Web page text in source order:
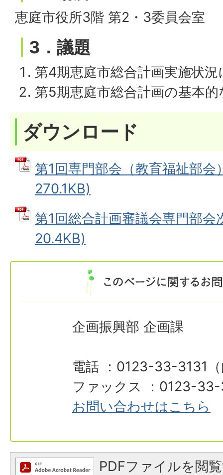
恵庭市役所3階 第2・3委員会室
3．議題
第4期恵庭市総合計画実施状
第5期恵庭市総合計画の基本
ダウンロード
第1回専門部会（教育福祉部
270.1KB)
第1回総合計画審議会専門部
20.4KB)
企画振興部 企画課
電話 ：0123-33-3131
ファックス ：0123-
お問い合わせはこちら
PDFファイルを閲